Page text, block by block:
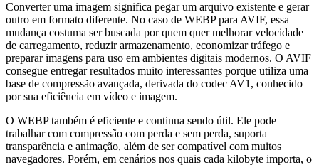
Converter uma imagem significa pegar um arquivo existente e gerar
outro em formato diferente. No caso de WEBP para AVIF, essa
mudança costuma ser buscada por quem quer melhorar velocidade
de carregamento, reduzir armazenamento, economizar tráfego e
preparar imagens para uso em ambientes digitais modernos. O AVIF
consegue entregar resultados muito interessantes porque utiliza uma
base de compressão avançada, derivada do codec AV1, conhecido
por sua eficiência em vídeo e imagem.
O WEBP também é eficiente e continua sendo útil. Ele pode
trabalhar com compressão com perda e sem perda, suporta
transparência e animação, além de ser compatível com muitos
navegadores. Porém, em cenários nos quais cada kilobyte importa, o